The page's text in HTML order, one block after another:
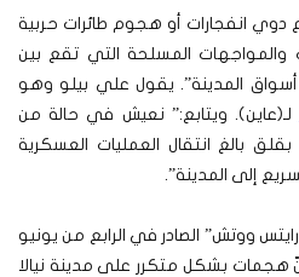
دوي انفجارات أو هجوم طائرات حربية
والمواجهات المسلحة التي تقع بين
المدينة”. يقول علي بيلو وهو
لـ(عاين). ويتابع:” نعيش في حالة من
بالغ انتقال العمليات العسكرية
إلى المدينة”.
ووتش” الصادر في الرابع من يونيو
هجمات بشكل متكرر على مدينة نيالا